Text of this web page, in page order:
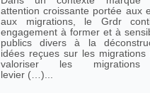
attention croissante portée aux
aux migrations, le Grdr
engagement à former et à
publics divers à la
idées reçues sur les migrations
valoriser les migrations
levier (…)...